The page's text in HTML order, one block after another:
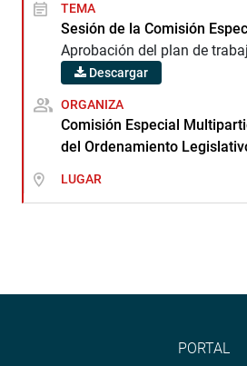
TEMA
Sesión de la Comisión
Aprobación del plan de
Descargar
ORGANIZA
Comisión Especial
del Ordenamiento
LUGAR
PORTAL